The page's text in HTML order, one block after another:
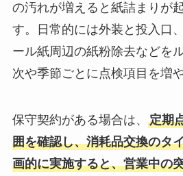
の汚れが増えると紙詰まりが
す。日常的には外装と投入口
ール紙周辺の紙粉除去などを
次や季節ごとに点検項目を増
保守契約がある場合は、 定期
囲を確認し、消耗品交換のタ
画的に実施すると、営業中の